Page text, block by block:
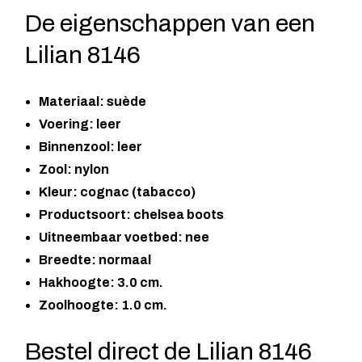
De eigenschappen van een
Lilian 8146
Materiaal: suède
Voering: leer
Binnenzool: leer
Zool: nylon
Kleur: cognac (tabacco)
Productsoort: chelsea boots
Uitneembaar voetbed: nee
Breedte: normaal
Hakhoogte: 3.0 cm.
Zoolhoogte: 1.0 cm.
Bestel direct de Lilian 8146